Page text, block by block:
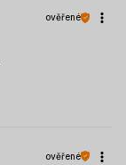
ověřené
ověřené